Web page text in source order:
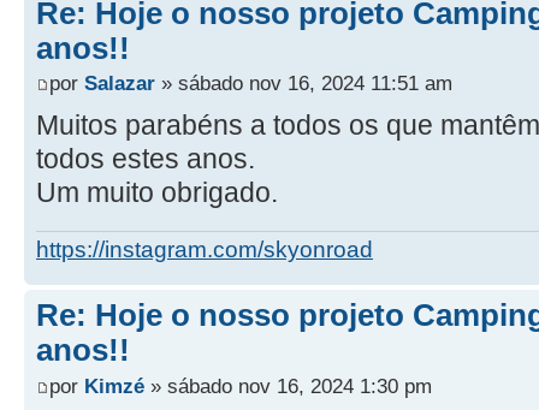
Re: Hoje o nosso projeto
anos!!
por Salazar » sábado nov 16, 2024 11:51 am
Muitos parabéns a todos os que
todos estes anos.
Um muito obrigado.
https://instagram.com/skyonroad
Re: Hoje o nosso projeto
anos!!
por Kimzé » sábado nov 16, 2024 1:30 pm